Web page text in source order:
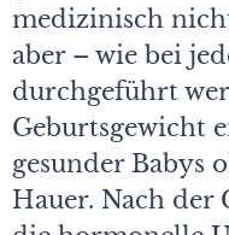
medizinisch
aber – wie bei
durchgeführt
Geburtsgewicht
gesunder Babys
Hauer. Nach der